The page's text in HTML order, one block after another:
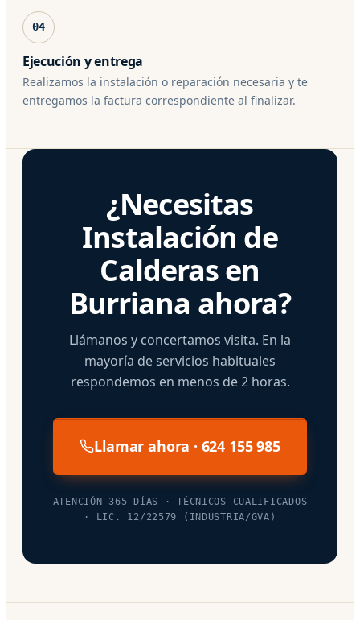
04
Ejecución y entrega
Realizamos la instalación o reparación necesaria y te
entregamos la factura correspondiente al finalizar.
¿Necesitas
Instalación de
Calderas en
Burriana ahora?
Llámanos y concertamos visita. En la
mayoría de servicios habituales
respondemos en menos de 2 horas.
Llamar ahora · 624 155 985
ATENCIÓN 365 DÍAS · TÉCNICOS CUALIFICADOS
· LIC. 12/22579 (INDUSTRIA/GVA)